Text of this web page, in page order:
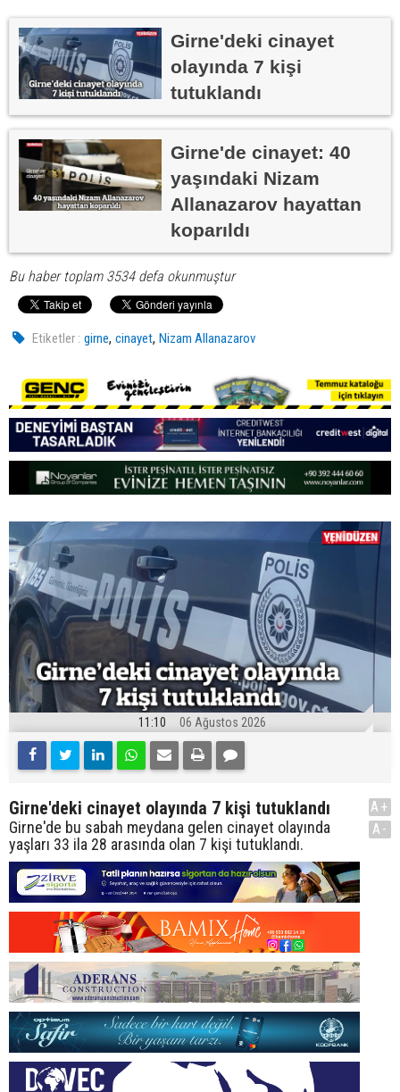
Girne'deki cinayet
olayında 7 kişi
tutuklandı
Girne'de cinayet: 40
yaşındaki Nizam
Allanazarov hayattan
koparıldı
Bu haber toplam 3534 defa okunmuştur
Etiketler : girne,cinayet,Nizam Allanazarov
11:10 06 Ağustos 2026
Girne'deki cinayet olayında 7 kişi tutuklandı
Girne'de bu sabah meydana gelen cinayet olayında
yaşları 33 ila 28 arasında olan 7 kişi tutuklandı.
A+
A-